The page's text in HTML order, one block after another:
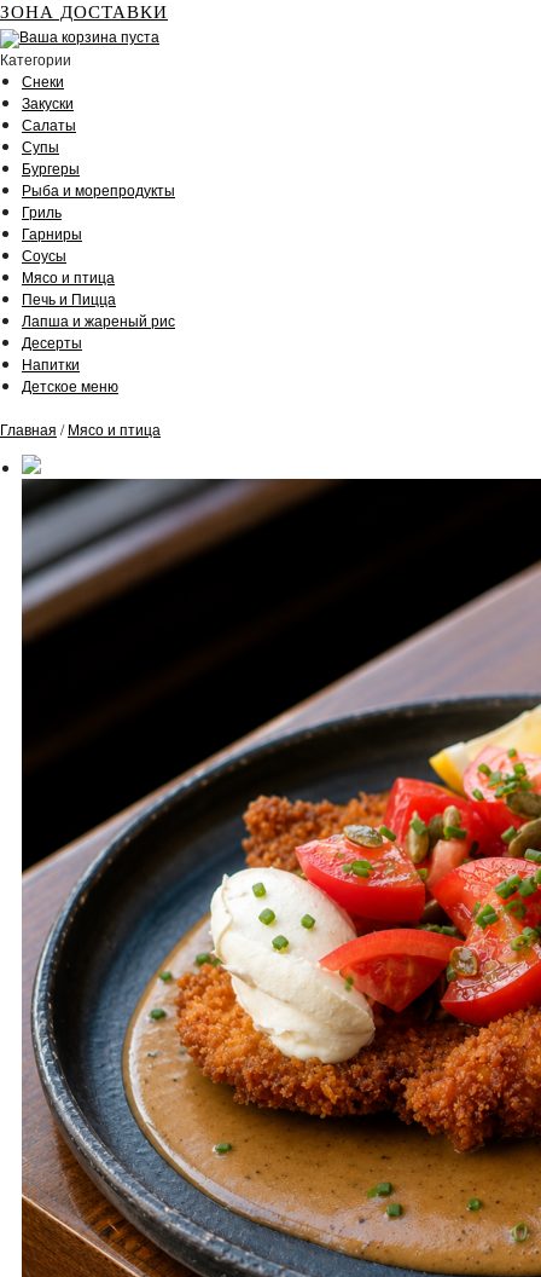
ЗОНА ДОСТАВКИ
Ваша корзина пуста
Категории
Снеки
Закуски
Салаты
Супы
Бургеры
Рыба и морепродукты
Гриль
Гарниры
Соусы
Мясо и птица
Печь и Пицца
Лапша и жареный рис
Десерты
Напитки
Детское меню
Главная /Мясо и птица